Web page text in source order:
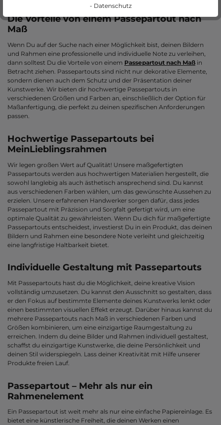
Die Vorteile von einem Passepartout nach
Maß
Wenn Du auf der Suche nach einer Möglichkeit bist, deinen Bildern
und Rahmen eine professionelle und individuelle Note zu verleihen,
dann solltest Du die Vorteile von einem Passepartout nach Maß in
Betracht ziehen. Passepartouts sind nicht nur dekorative Elemente,
sondern dienen auch dem Schutz und der Präsentation deiner
Kunstwerke. Wir bieten dir hochwertige Passepartouts in
verschiedenen Größen und Farben an, einschließlich der Option für
Maßanfertigung, die perfekt zu deinen spezifischen Anforderungen
passen.
Hochwertige Passepartouts bei
MeinLieblingsrahmen
Wir legen großen Wert auf Qualität! Unsere maßgefertigten
Passepartouts werden aus hochwertigen Materialien hergestellt, die
sowohl langlebig als auch ästhetisch ansprechend sind. Du kannst
aus verschiedenen Farben wählen, um das gewünschte Aussehen zu
erzielen. Unsere erfahrenen Handwerker sorgen dafür, dass jedes
Passepartout mit Präzision und Sorgfalt gefertigt wird, um eine
optimale Qualität zu gewährleisten. Wenn Du dich für maßgefertigte
Passepartouts entscheidest, investierst Du in ein Produkt, das deinen
Bildern und Rahmen eine besondere Note verleiht und gleichzeitig
eine langfristige Haltbarkeit bietet.
Individuelle Gestaltung mit Passepartouts
Mit Passepartouts hast du die Möglichkeit, deine kreative Vision
vollständig umzusetzen. Du kannst den Ausschnitt so gestalten, dass
er den Fokus auf bestimmte Elemente deines Kunstwerks lenkt oder
einen bestimmten visuellen Effekt erzeugt. Darüber hinaus kannst du
mehrere Passepartouts nach Maß in verschiedenen Farben und
Größen kombinieren, um eine einzigartige Raumgestaltung zu
erreichen. Indem du deine Bilder und Rahmen individuell gestaltest,
schaffst du einzigartige Kunstwerke, die deine Persönlichkeit und
deinen Stil widerspiegeln. Lass deiner Kreativität mit Hilfe unserer
Produkte freien Lauf.
Passepartout – Mehr als nur ein
Rahmenelement
Ein Passepartout ist weit mehr als nur eine einfache Papiereinlage. Es
bietet eine künstlerische Freiheit, die deinen Werken einen
- Datenschutz